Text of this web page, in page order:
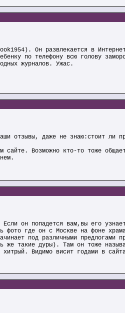
Он развлекается в
по телефону всю голову
журналов. Ужас.
отзывы, даже не знаю:стоит ли
сайте. Возможно кто-то тоже
он попадется вам,вы его
фото где он с Москве на фоне
под различными предлогами
же такие дуры). Там он тоже
Видимо висит годами в